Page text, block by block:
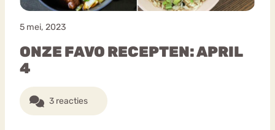
5 mei, 2023
ONZE FAVO RECEPTEN: APRIL
4
3 reacties